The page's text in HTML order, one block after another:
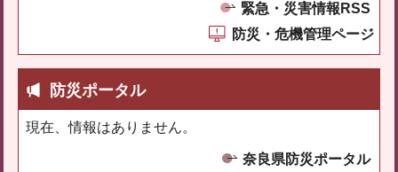
緊急・災害情報RSS
防災・危機管理ページ
防災ポータル
現在、情報はありません。
奈良県防災ポータル